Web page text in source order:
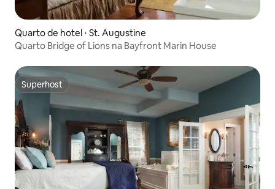
Quarto de hotel ⋅ St. Augustine
Quarto Bridge of Lions na Bayfront Marin House
Superhost
Superhost